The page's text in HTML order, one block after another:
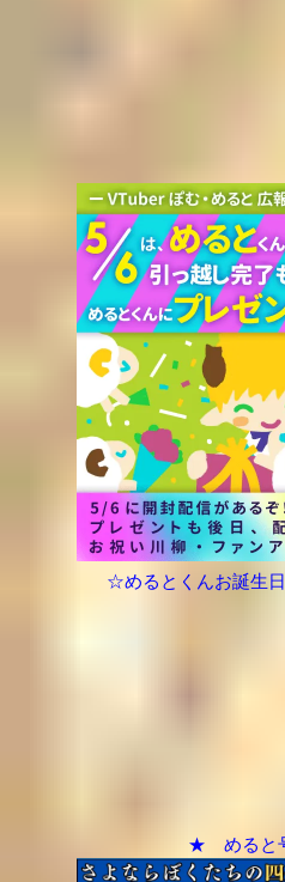
☆めるとくんお誕生
★ める